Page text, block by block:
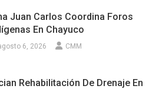
Juan Carlos Coordina Foros
En Chayuco
6, 2026 CMM
Rehabilitación De Drenaje En